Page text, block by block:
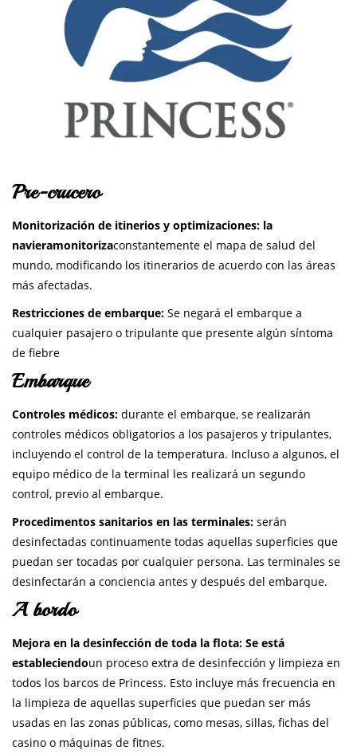
Pre-crucero
Monitorización de itinerios y optimizaciones: la
navieramonitorizaconstantemente el mapa de salud del
mundo, modificando los itinerarios de acuerdo con las áreas
más afectadas.
Restricciones de embarque: Se negará el embarque a
cualquier pasajero o tripulante que presente algún síntoma
de fiebre
Embarque
Controles médicos: durante el embarque, se realizarán
controles médicos obligatorios a los pasajeros y tripulantes,
incluyendo el control de la temperatura. Incluso a algunos, el
equipo médico de la terminal les realizará un segundo
control, previo al embarque.
Procedimentos sanitarios en las terminales: serán
desinfectadas continuamente todas aquellas superficies que
puedan ser tocadas por cualquier persona. Las terminales se
desinfectarán a conciencia antes y después del embarque.
A bordo
Mejora en la desinfección de toda la flota: Se está
estableciendoun proceso extra de desinfección y limpieza en
todos los barcos de Princess. Esto incluye más frecuencia en
la limpieza de aquellas superficies que puedan ser más
usadas en las zonas públicas, como mesas, sillas, fichas del
casino o máquinas de fitnes.